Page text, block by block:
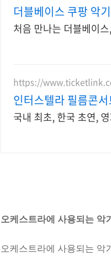
더블베이스 쿠팡 악
처음 만나는 더블베이
https://
인터스텔라 필름콘
국내 최초, 한국 초연,
오케스트라에 사용되는
오케스트라에 사용되는 악